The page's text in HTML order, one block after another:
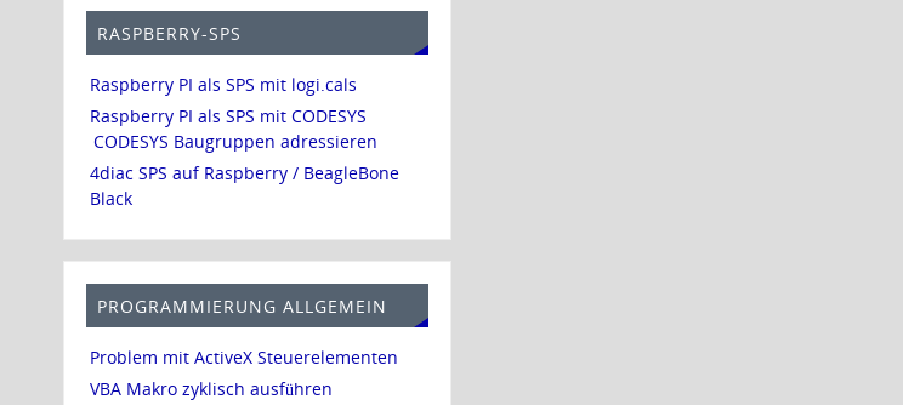
RASPBERRY-SPS
Raspberry PI als SPS mit logi.cals
Raspberry PI als SPS mit CODESYS
CODESYS Baugruppen adressieren
4diac SPS auf Raspberry / BeagleBone
Black
PROGRAMMIERUNG ALLGEMEIN
Problem mit ActiveX Steuerelementen
VBA Makro zyklisch ausführen